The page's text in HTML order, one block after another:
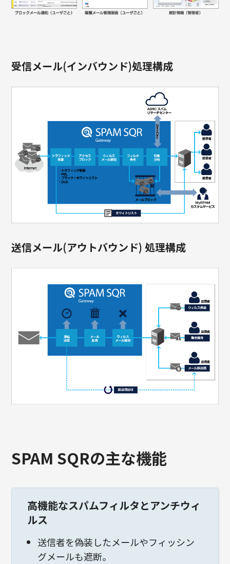
受信メール(インバウンド)処理構成
送信メール(アウトバウンド) 処理構成
SPAM SQRの主な機能
高機能なスパムフィルタとアンチウィ
ルス
送信者を偽装したメールやフィッシン
グメールも遮断。